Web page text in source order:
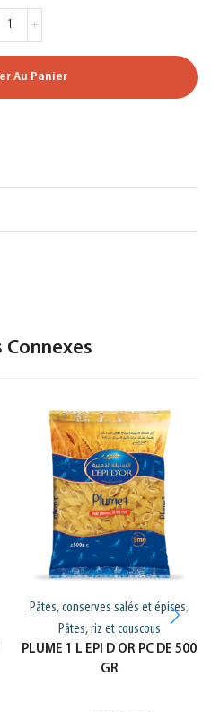
Au Panier
Connexes
Pâtes, conserves salés et épices,
Pâtes, riz et couscous
PLUME 1 L EPI D OR PC DE 500
GR